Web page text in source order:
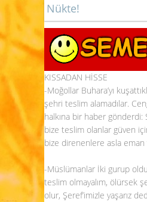
Nükte!
KISSADAN HİSSE
-Moğollar Buhara’yı
şehri teslim alamadılar.
halkına bir haber gönderdi:
bize teslim olanlar güven
bize direnenlere asla eman
-Müslümanlar İki gurup
teslim olmayalım, ölürsek
olur, Şeref’imizle yaşarız